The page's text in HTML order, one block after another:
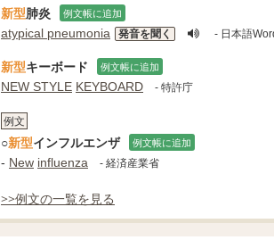
新型肺炎 例文帳に追加
atypical pneumonia 発音を聞く - 日本語
新型キーボード 例文帳に追加
NEW STYLE KEYBOARD - 特許庁
例文
○新型インフルエンザ 例文帳に追加
- New influenza - 経済産業省
>>例文の一覧を見る